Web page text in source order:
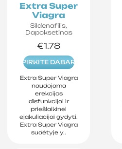
Extra Super
Viagra
Sildenafilis,
Dapoksetinas
€1.78
PIRKITE DABAR
Extra Super Viagra
naudojama
erekcijos
disfunkcijai ir
priešlaikinei
ejakuliacijai gydyti.
Extra Super Viagra
sudėtyje y..